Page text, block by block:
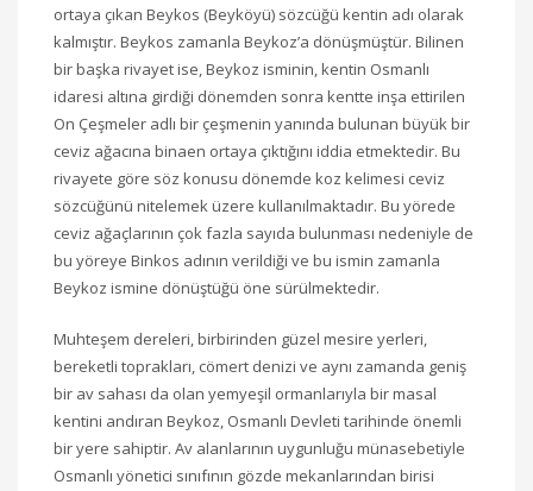
ortaya çıkan Beykos (Beyköyü) sözcüğü kentin adı olarak
kalmıştır. Beykos zamanla Beykoz’a dönüşmüştür. Bilinen
bir başka rivayet ise, Beykoz isminin, kentin Osmanlı
idaresi altına girdiği dönemden sonra kentte inşa ettirilen
On Çeşmeler adlı bir çeşmenin yanında bulunan büyük bir
ceviz ağacına binaen ortaya çıktığını iddia etmektedir. Bu
rivayete göre söz konusu dönemde koz kelimesi ceviz
sözcüğünü nitelemek üzere kullanılmaktadır. Bu yörede
ceviz ağaçlarının çok fazla sayıda bulunması nedeniyle de
bu yöreye Binkos adının verildiği ve bu ismin zamanla
Beykoz ismine dönüştüğü öne sürülmektedir.
Muhteşem dereleri, birbirinden güzel mesire yerleri,
bereketli toprakları, cömert denizi ve aynı zamanda geniş
bir av sahası da olan yemyeşil ormanlarıyla bir masal
kentini andıran Beykoz, Osmanlı Devleti tarihinde önemli
bir yere sahiptir. Av alanlarının uygunluğu münasebetiyle
Osmanlı yönetici sınıfının gözde mekanlarından birisi